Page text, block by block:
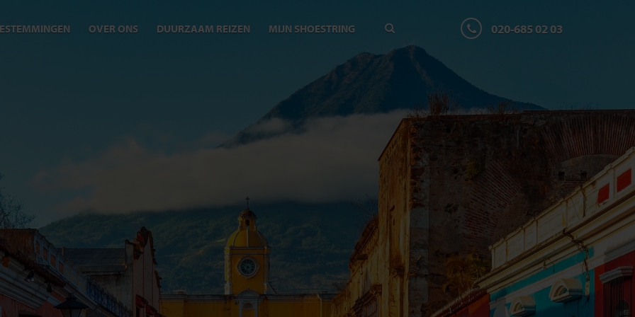
OVER ONS DUURZAAM REIZEN MIJN SHOESTRING 020-685 02 03